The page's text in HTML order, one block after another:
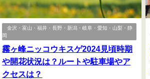
金沢・富山・福井・長野・新潟・岐阜・愛知・山梨・静
岡
霧ヶ峰ニッコウキスゲ2024見頃時期
や開花状況は？ルートや駐車場やア
クセスは？